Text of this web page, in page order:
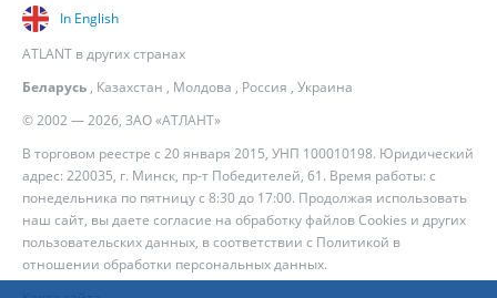
© 2002 — 2026, ЗАО «АТЛАНТ»
В торговом реестре с 20 января 2015, УНП 100010198. Юридический
адрес: 220035, г. Минск, пр-т Победителей, 61. Время работы: с
понедельника по пятницу с 8:30 до 17:00. Продолжая использовать
наш сайт, вы даете согласие на обработку файлов Cookies и других
пользовательских данных, в соответствии с Политикой в
отношении обработки персональных данных.
In English
ATLANT в других странах
Беларусь , Казахстан , Молдова , Россия , Украина